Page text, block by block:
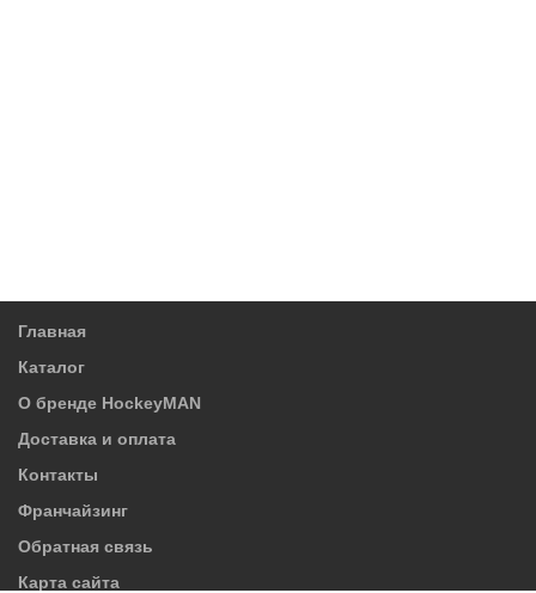
Главная
Каталог
О бренде HockeyMAN
Доставка и оплата
Контакты
Франчайзинг
Обратная связь
Карта сайта